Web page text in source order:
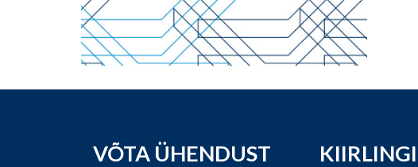
VÕTA ÜHENDUST